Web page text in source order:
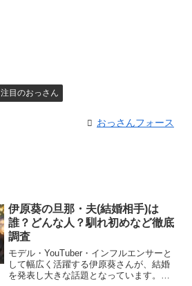
注目のおっさん
おっさんフォース
伊原葵の旦那・夫(結婚相手)は
誰？どんな人？馴れ初めなど徹底
調査
モデル・YouTuber・インフルエンサーと
して幅広く活躍する伊原葵さんが、結婚
を発表し大きな話題となっています。